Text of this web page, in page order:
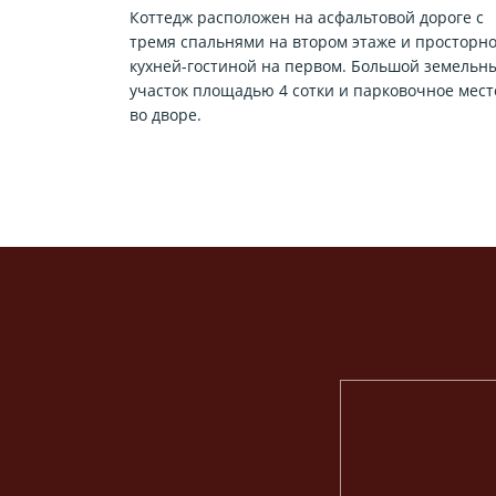
Коттедж расположен на асфальтовой дороге с
тремя спальнями на втором этаже и
кухней-гостиной на первом. Большой
участок площадью 4 сотки и парковочное
во дворе.